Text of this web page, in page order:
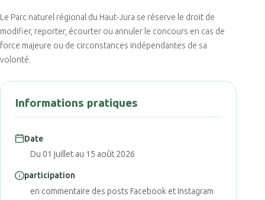
Le Parc naturel régional du Haut-Jura se réserve le droit de
modifier, reporter, écourter ou annuler le concours en cas de
force majeure ou de circonstances indépendantes de sa
volonté.
Informations pratiques
Date
Du 01 juillet au 15 août 2026
participation
en commentaire des posts Facebook et Instagram